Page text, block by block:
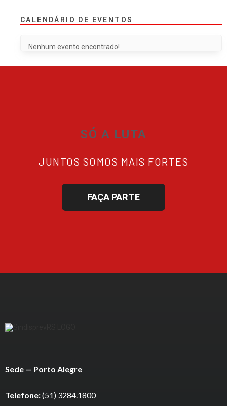
CALENDÁRIO DE EVENTOS
Nenhum evento encontrado!
SÓ A LUTA
JUNTOS SOMOS MAIS FORTES
FAÇA PARTE
Sede — Porto Alegre
Telefone:(51) 3284.1800